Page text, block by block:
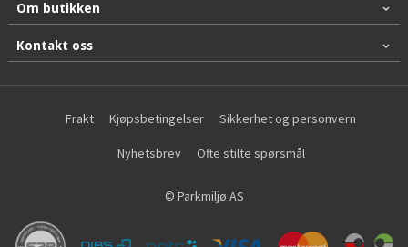
Om butikken
Kontakt oss
Frakt Kjøpsbetingelser Sikkerhet og personvern
Nyhetsbrev Ofte stilte spørsmål
© Parkmiljø AS